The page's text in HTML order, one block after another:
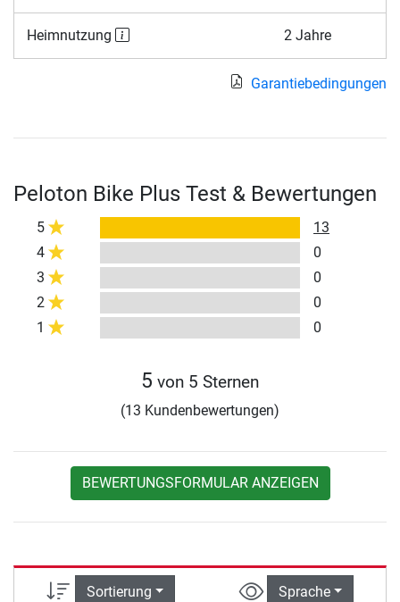
Heimnutzung 2 Jahre
Garantiebedingungen
Peloton Bike Plus Test & Bewertungen
5
13
4
0
3
0
2
0
1
0
5 von 5 Sternen
(13 Kundenbewertungen)
BEWERTUNGSFORMULAR ANZEIGEN
Sortierung Sprache